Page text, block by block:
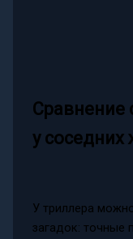
Сравнение
у соседних
У триллера
загадок: точные